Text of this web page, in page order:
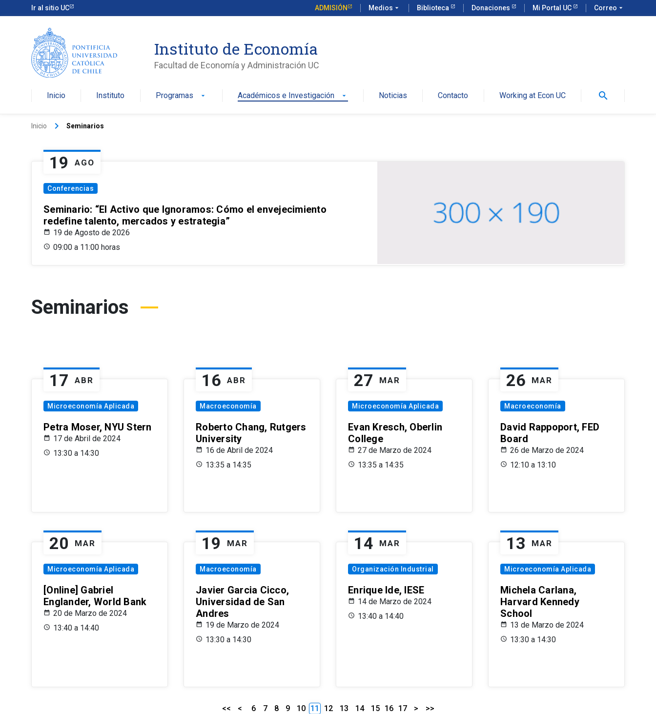
Ir al sitio UC ADMISIÓN Medios arrow_drop_down Biblioteca Donaciones Mi Portal UC Correo arrow_drop_down
Instituto de Economía
Facultad de Economía y Administración UC
Inicio Instituto Programas arrow_drop_down Académicos e Investigación arrow_drop_down Noticias Contacto Working at Econ UC search
Inicio keyboard_arrow_right Seminarios
19 AGO
Conferencias
Seminario: “El Activo que Ignoramos: Cómo el envejecimiento
redefine talento, mercados y estrategia”
19 de Agosto de 2026
09:00 a 11:00 horas
Seminarios
17 ABR
Microeconomía Aplicada
Petra Moser, NYU Stern
17 de Abril de 2024
13:30 a 14:30
16 ABR
Macroeconomía
Roberto Chang, Rutgers
University
16 de Abril de 2024
13:35 a 14:35
27 MAR
Microeconomía Aplicada
Evan Kresch, Oberlin
College
27 de Marzo de 2024
13:35 a 14:35
26 MAR
Macroeconomía
David Rappoport, FED
Board
26 de Marzo de 2024
12:10 a 13:10
20 MAR
Microeconomía Aplicada
[Online] Gabriel
Englander, World Bank
20 de Marzo de 2024
13:40 a 14:40
19 MAR
Macroeconomía
Javier Garcia Cicco,
Universidad de San
Andres
19 de Marzo de 2024
13:30 a 14:30
14 MAR
Organización Industrial
Enrique Ide, IESE
14 de Marzo de 2024
13:40 a 14:40
13 MAR
Microeconomía Aplicada
Michela Carlana,
Harvard Kennedy
School
13 de Marzo de 2024
13:30 a 14:30
<< < 6 7 8 9 10 11 12 13 14 15 16 17 > >>